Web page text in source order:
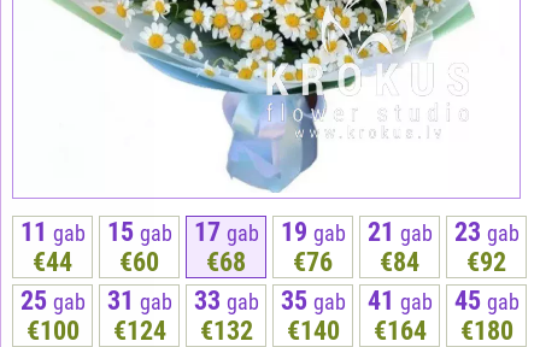
11 gab
€44
15 gab
€60
17 gab
€68
19 gab
€76
21 gab
€84
23 gab
€92
25 gab
€100
31 gab
€124
33 gab
€132
35 gab
€140
41 gab
€164
45 gab
€180